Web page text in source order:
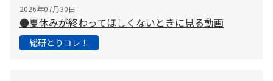
2026年07月30日
●夏休みが終わってほしくないときに見る動画
総研とりコレ！